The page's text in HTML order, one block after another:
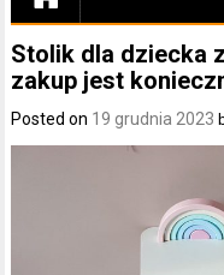
Stolik dla dziecka
zakup jest
Posted on 19 grudnia 2023